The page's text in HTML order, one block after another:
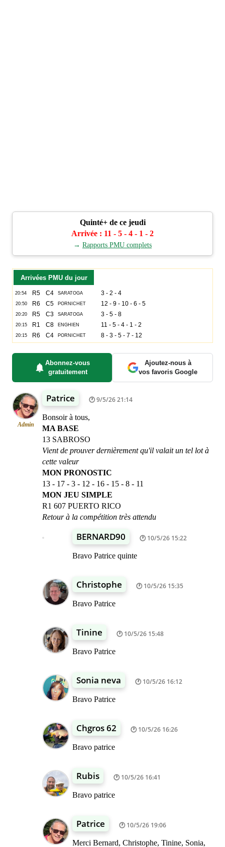
Quinté+ de ce jeudi
Arrivée : 11 - 5 - 4 - 1 - 2
→ Rapports PMU complets
Arrivées PMU du jour
Abonnez-vous
gratuitement
Ajoutez-nous à
vos favoris Google
Admin
Patrice 9/5/26 21:14
Bonsoir à tous,
MA BASE
13 SABROSO
Vient de prouver dernièrement qu'il valait un tel lot à
cette valeur
MON PRONOSTIC
13 - 17 - 3 - 12 - 16 - 15 - 8 - 11
MON JEU SIMPLE
R1 607 PUERTO RICO
Retour à la compétition très attendu
BERNARD90 10/5/26 15:22
Bravo Patrice quinte
Christophe 10/5/26 15:35
Bravo Patrice
Tinine 10/5/26 15:48
Bravo Patrice
Sonia neva 10/5/26 16:12
Bravo Patrice
Chgros 62 10/5/26 16:26
Bravo patrice
Rubis 10/5/26 16:41
Bravo patrice
Patrice 10/5/26 19:06
Merci Bernard, Christophe, Tinine, Sonia,